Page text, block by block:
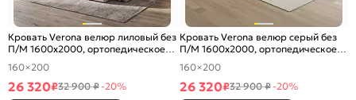
Кровать Verona велюр лиловый без
П/М 1600x2000, ортопедическое
основание, изголовье мягкое
160×200
26 320₽32 900 ₽-20%
Кровать Verona велюр серый без
П/М 1600x2000, ортопедическое
основание, изголовье мягкое
160×200
26 320₽32 900 ₽-20%